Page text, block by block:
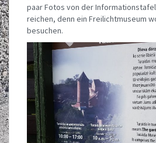
paar Fotos von der
reichen, denn ein Freilichtmuseum
besuchen.